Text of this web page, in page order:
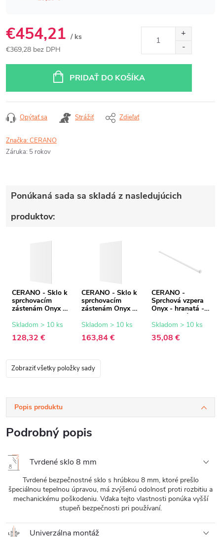
€454,21 / ks
€369,28 bez DPH
PRIDAŤ DO KOŠÍKA
Opýtať sa Strážiť Zdieľať
Značka:CERANO
Záruka: 5 rokov
Ponúkaná sada sa skladá z nasledujúcich
produktov:
CERANO - Sklo k
sprchovacím
zástenám Onyx -
transparentné
Skladom > 10 ks
128,32 €
CERANO - Sklo k
sprchovacím
zástenám Onyx -
transparentné
cm
Skladom > 10 ks
163,84 €
CERANO -
Sprchová vzpera
Onyx - hranatá -
biela matná - 150
cm
Skladom > 10 ks
35,08 €
Zobraziť všetky položky sady
Popis produktu
Podrobný popis
Tvrdené sklo 8 mm
Tvrdené bezpečnostné sklo s hrúbkou 8 mm, ktoré prešlo
špeciálnou tepelnou úpravou, má zvýšenú odolnosť proti rozbitiu a
mechanickému poškodeniu. Vďaka tejto vlastnosti ponúka vyšší
stupeň bezpečnosti pri používaní.
Univerzálna montáž